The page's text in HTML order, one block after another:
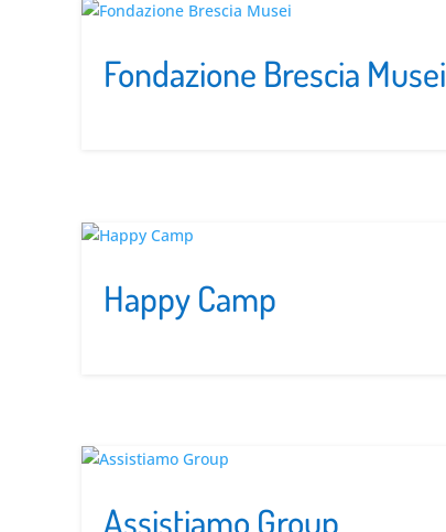
Fondazione Brescia Musei
Happy Camp
Assistiamo Group